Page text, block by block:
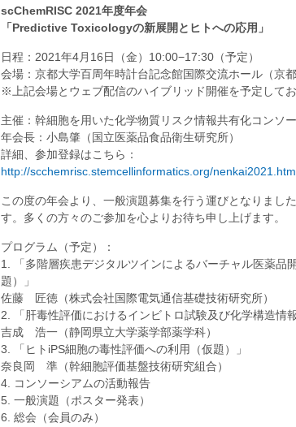
scChemRISC 2021年度年会
「Predictive Toxicologyの新展開とヒトへの応用」
日程：2021年4月16日（金）10:00−17:30（予定）
会場：京都大学百周年時計台記念館国際交流ホール（京都
※上記会場とウェブ配信のハイブリッド開催を予定して
主催：幹細胞を用いた化学物質リスク情報共有化コンソ
年会長：小島肇（国立医薬品食品衛生研究所）
詳細、参加登録はこちら：
http://scchemrisc.stemcellinformatics.org/
この度の年会より、一般演題募集を行う運びとなりまし
す。多くの方々のご参加を心よりお待ち申し上げます。
プログラム（予定）：
1. 「多階層疾患デジタルツインによるバーチャル医薬品
題）」
佐藤 匠徳（株式会社国際電気通信基礎技術研究所）
2. 「肝毒性評価におけるインビトロ試験及び化学構造情
吉成 浩一（静岡県立大学薬学部薬学科）
3. 「ヒトiPS細胞の毒性評価への利用（仮題）」
奈良岡 準（幹細胞評価基盤技術研究組合）
4. コンソーシアムの活動報告
5. 一般演題（ポスター発表）
6. 総会（会員のみ）